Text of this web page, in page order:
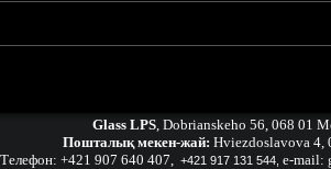
Glass LPS Dobrianskeho 56, 068 01
Пошталық мекен-жай: Hviezdoslavova 4,
Телефон: +421 907 640 407 +421 917 131 544, e-mail: